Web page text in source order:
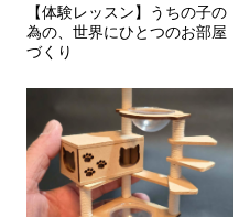
【体験レッスン】うちの子の
為の、世界にひとつのお部屋
づくり